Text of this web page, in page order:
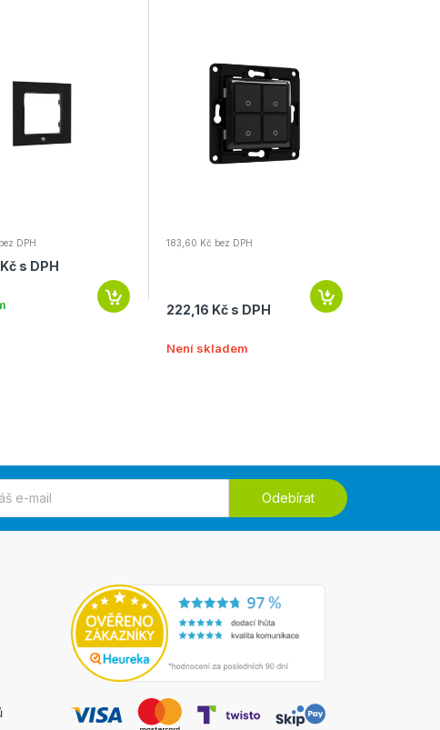
DPH
s DPH
183,60 Kč bez DPH
222,16 Kč s DPH
Není skladem
Odebírat